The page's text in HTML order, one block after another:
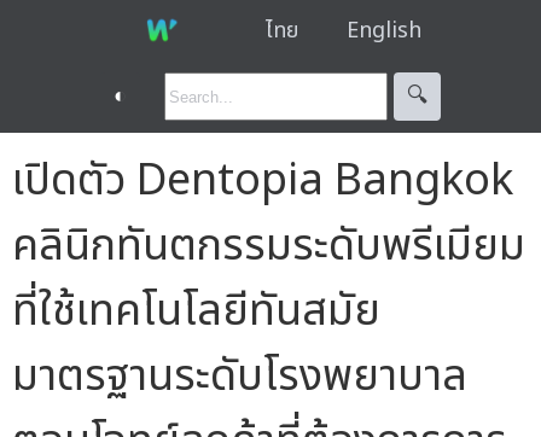
ไทย English
◐ 🔍︎
เปิดตัว Dentopia Bangkok
คลินิกทันตกรรมระดับพรีเมียม
ที่ใช้เทคโนโลยีทันสมัย
มาตรฐานระดับโรงพยาบาล